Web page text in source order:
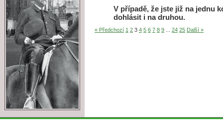
V případě, že jste již na jednu
dohlásit i na druhou.
« Předchozí 1 2 3 4 5 6 7 8 9 24 25 Další »